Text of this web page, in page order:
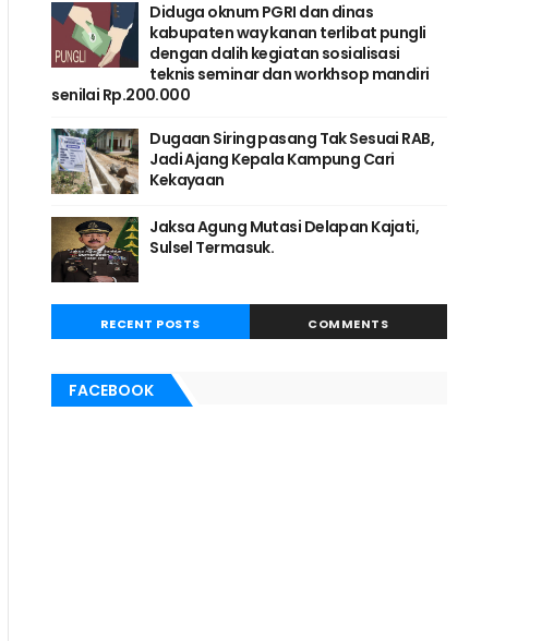
Diduga oknum PGRI dan dinas
kabupaten way kanan terlibat pungli
dengan dalih kegiatan sosialisasi
teknis seminar dan workhsop mandiri
senilai Rp.200.000
Dugaan Siring pasang Tak Sesuai RAB,
Jadi Ajang Kepala Kampung Cari
Kekayaan
Jaksa Agung Mutasi Delapan Kajati,
Sulsel Termasuk.
RECENT POSTS COMMENTS
FACEBOOK